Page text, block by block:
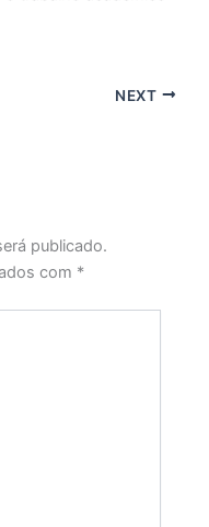
NEXT
publicado.
com *